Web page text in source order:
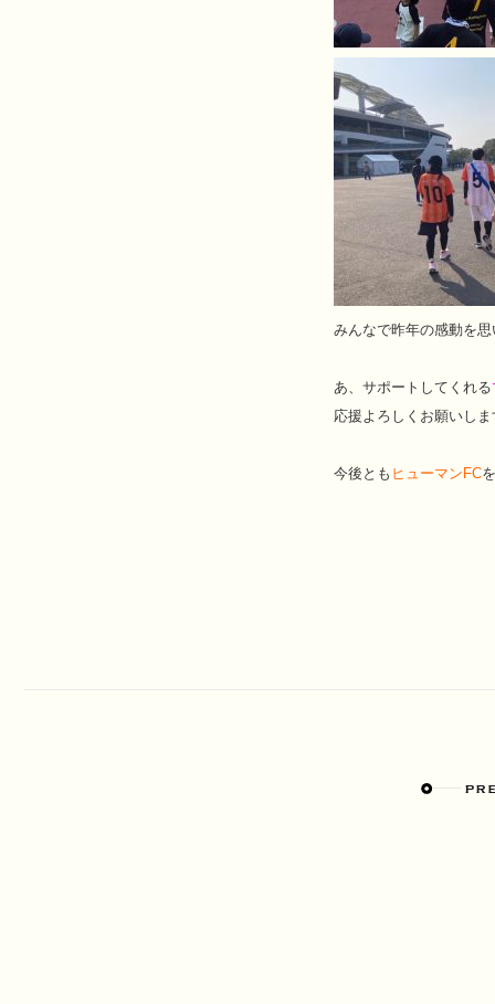
みんなで昨年の感動を
あ、サポートしてくれる
応援よろしくお願いしま
今後とも ヒューマンFC